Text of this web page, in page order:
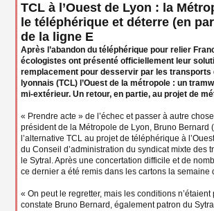
TCL à l’Ouest de Lyon : la
le téléphérique et déterre (en
de la ligne E
Après l’abandon du téléphérique pour relier
écologistes ont présenté officiellement leur
remplacement pour desservir par les transports
lyonnais (TCL) l’Ouest de la métropole : un
mi-extérieur. Un retour, en partie, au projet de
« Prendre acte » de l’échec et passer à autre
président de la Métropole de Lyon, Bruno Bernard
l’alternative TCL au projet de téléphérique à
du Conseil d’administration du syndicat mixte des
le Sytral. Après une concertation difficile et de
ce dernier a été remis dans les cartons la semaine
« On peut le regretter, mais les conditions n’étaient
constate Bruno Bernard, également patron du